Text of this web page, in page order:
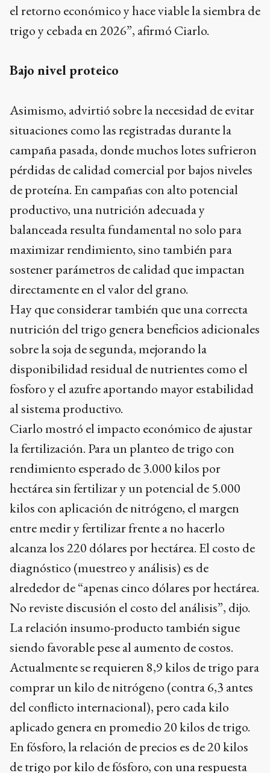
el retorno económico y hace viable la siembra de
trigo y cebada en 2026”, afirmó Ciarlo.
Bajo nivel proteico
Asimismo, advirtió sobre la necesidad de evitar
situaciones como las registradas durante la
campaña pasada, donde muchos lotes sufrieron
pérdidas de calidad comercial por bajos niveles
de proteína. En campañas con alto potencial
productivo, una nutrición adecuada y
balanceada resulta fundamental no solo para
maximizar rendimiento, sino también para
sostener parámetros de calidad que impactan
directamente en el valor del grano.
Hay que considerar también que una correcta
nutrición del trigo genera beneficios adicionales
sobre la soja de segunda, mejorando la
disponibilidad residual de nutrientes como el
fosforo y el azufre aportando mayor estabilidad
al sistema productivo.
Ciarlo mostró el impacto económico de ajustar
la fertilización. Para un planteo de trigo con
rendimiento esperado de 3.000 kilos por
hectárea sin fertilizar y un potencial de 5.000
kilos con aplicación de nitrógeno, el margen
entre medir y fertilizar frente a no hacerlo
alcanza los 220 dólares por hectárea. El costo de
diagnóstico (muestreo y análisis) es de
alrededor de “apenas cinco dólares por hectárea.
No reviste discusión el costo del análisis”, dijo.
La relación insumo-producto también sigue
siendo favorable pese al aumento de costos.
Actualmente se requieren 8,9 kilos de trigo para
comprar un kilo de nitrógeno (contra 6,3 antes
del conflicto internacional), pero cada kilo
aplicado genera en promedio 20 kilos de trigo.
En fósforo, la relación de precios es de 20 kilos
de trigo por kilo de fósforo, con una respuesta